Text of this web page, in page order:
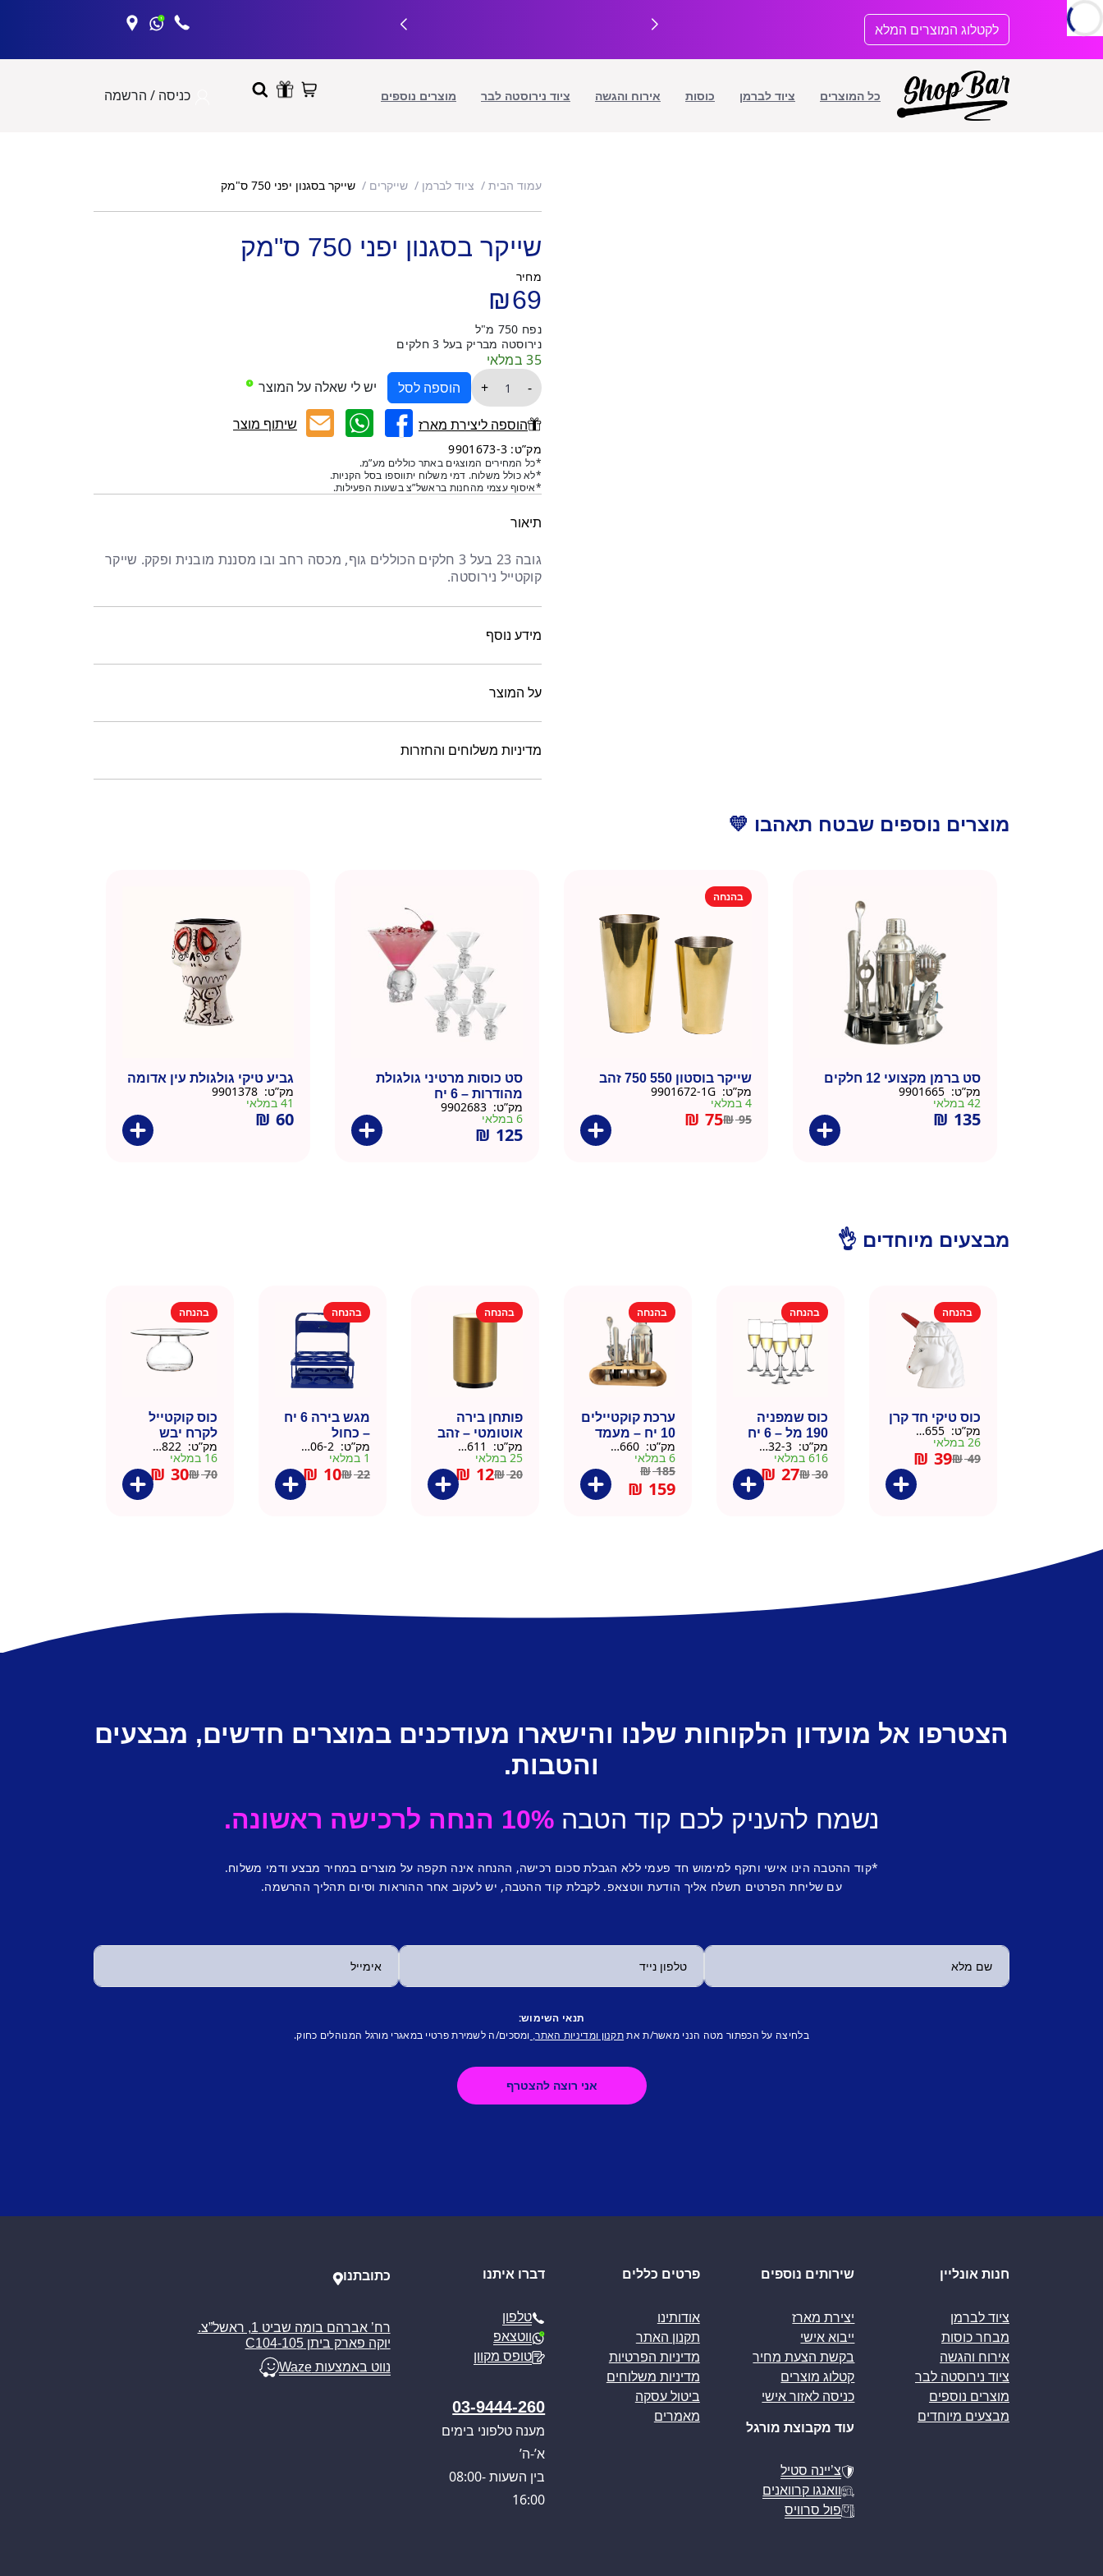
לקטלוג המוצרים המלא
כל המוצרים ציוד לברמן כוסות אירוח והגשה ציוד נירוסטה לבר מוצרים נוספים כניסה / הרשמה
עמוד הבית ציוד לברמן שייקרים שייקר בסגנון יפני 750 ס"מק
שייקר בסגנון יפני 750 ס"מק
מחיר
₪69
נפח 750 מ"ל
נירוסטה מבריק בעל 3 חלקים
35 במלאי
-
כמות
שייקר
בסגנון
יפני
750
ס"מק
+ הוספה לסל יש לי שאלה על המוצר
הוספה ליצירת מארז שיתוף מוצר
מק”ט: 9901673-3
*כל המחירים המוצגים באתר כוללים מע”מ.
*לא כולל משלוח. דמי משלוח יתווספו בסל הקניות.
*איסוף עצמי מהחנות בראשל”צ בשעות הפעילות.
תיאור
גובה 23 בעל 3 חלקים הכוללים גוף, מכסה רחב ובו מסננת מובנית ופקק. שייקר
קוקטייל נירוסטה.
מידע נוסף
על המוצר
מדיניות משלוחים והחזרות
מוצרים נוספים שבטח תאהבו 💛
סט ברמן מקצועי 12 חלקים
מק”ט:
42 במלאי
₪ 135
בהנחה
שייקר בוסטון 550 750 זהב
מק”ט:
4 במלאי
₪95
₪ 75
סט כוסות מרטיני גולגולת
מהודרות – 6 יח
מק”ט:
6 במלאי
₪ 125
גביע טיקי גולגולת עין אדומה
מק”ט:
41 במלאי
₪ 60
מבצעים מיוחדים 👌
בהנחה
כוס טיקי חד קרן
מק”ט:
26 במלאי
₪49
₪ 39
בהנחה
כוס שמפניה
190 מל – 6 יח
מק”ט:
616 במלאי
₪30
₪ 27
בהנחה
ערכת קוקטיילים
10 יח – מעמד
עץ
מק”ט:
6 במלאי
₪185
₪ 159
בהנחה
פותחן בירה
אוטומטי – זהב
מק”ט:
25 במלאי
₪20
₪ 12
בהנחה
מגש בירה 6 יח
– כחול
מק”ט:
1 במלאי
₪22
₪ 10
בהנחה
כוס קוקטייל
לקרח יבש
צלוחית 450 מל
מק”ט:
16 במלאי
₪70
₪ 30
הצטרפו אל מועדון הלקוחות שלנו והישארו מעודכנים במוצרים חדשים, מבצעים
והטבות.
נשמח להעניק לכם קוד הטבה 10% הנחה לרכישה ראשונה.
*קוד ההטבה הינו אישי ותקף למימוש חד פעמי ללא הגבלת סכום רכישה, ההנחה אינה תקפה על מוצרים במחיר מבצע ודמי משלוח.
עם שליחת הפרטים תשלח אליך הודעת ווטצאפ. לקבלת קוד ההטבה, יש לעקוב אחר ההוראות וסיום תהליך ההרשמה.
תנאי השימוש:
בלחיצה על הכפתור מטה הנני מאשר/ת את תקנון ומדיניות האתר, ומסכים/ה לשמירת פרטיי במאגרי מורגל המנוהלים כחוק.
חנות אונליין
ציוד לברמן
מבחר כוסות
אירוח והגשה
ציוד נירוסטה לבר
מוצרים נוספים
מבצעים מיוחדים
שירותים נוספים
יצירת מארז
ייבוא אישי
בקשת הצעת מחיר
קטלוג מוצרים
כניסה לאזור אישי
עוד מקבוצת מורגל
צ’יינה סטיל
וואנגו קרוואנים
פול סרוויס
פרטים כללים
אודותינו
תקנון האתר
מדיניות הפרטיות
מדיניות משלוחים
ביטול עסקה
מאמרים
דברו איתנו
טלפון
ווטצאפ
טופס מקוון
03-9444-260
מענה טלפוני בימים
א’-ה’
בין השעות 08:00-
16:00
כתובתנו
רח’ אברהם בומה שביט 1, ראשל”צ.
יוקה פארק ביתן C104-105
נווט באמצעות Waze